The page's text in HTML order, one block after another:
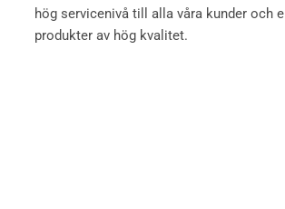
hög servicenivå till alla våra kunder och
produkter av hög kvalitet.